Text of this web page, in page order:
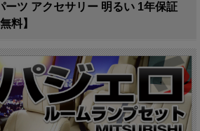
ーツ アクセサリー 明るい 1年保証
料】